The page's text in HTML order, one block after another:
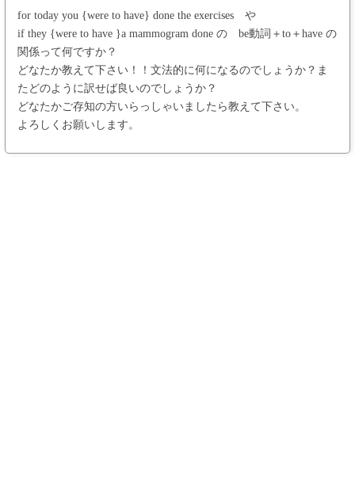
for today you {were to have} done the exercises や
if they {were to have }a mammogram done の be動詞＋to＋have の
関係って何ですか？
どなたか教えて下さい！！文法的に何になるのでしょうか？ま
たどのように訳せば良いのでしょうか？
どなたかご存知の方いらっしゃいましたら教えて下さい。
よろしくお願いします。